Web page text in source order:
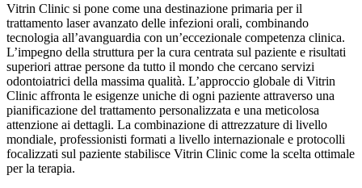
Vitrin Clinic si pone come una destinazione primaria per il
trattamento laser avanzato delle infezioni orali, combinando
tecnologia all’avanguardia con un’eccezionale competenza clinica.
L’impegno della struttura per la cura centrata sul paziente e risultati
superiori attrae persone da tutto il mondo che cercano servizi
odontoiatrici della massima qualità. L’approccio globale di Vitrin
Clinic affronta le esigenze uniche di ogni paziente attraverso una
pianificazione del trattamento personalizzata e una meticolosa
attenzione ai dettagli. La combinazione di attrezzature di livello
mondiale, professionisti formati a livello internazionale e protocolli
focalizzati sul paziente stabilisce Vitrin Clinic come la scelta ottimale
per la terapia.